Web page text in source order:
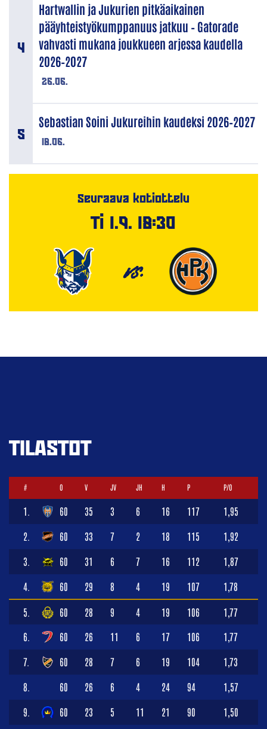
26.06.
Hartwallin ja Jukurien pitkäaikainen
pääyhteistyökumppanuus jatkuu – Gatorade
vahvasti mukana joukkueen arjessa kaudella
2026–2027
18.06.
Sebastian Soini Jukureihin kaudeksi 2026–2027
Seuraava kotiottelu
Ti 1.9. 18:30
VS.
TILASTOT
# O V JV JH H P P/O
1. 60 35 3 6 16 117 1,95
2. 60 33 7 2 18 115 1,92
3. 60 31 6 7 16 112 1,87
4. 60 29 8 4 19 107 1,78
5. 60 28 9 4 19 106 1,77
6. 60 26 11 6 17 106 1,77
7. 60 28 7 6 19 104 1,73
8. 60 26 6 4 24 94 1,57
9. 60 23 5 11 21 90 1,50